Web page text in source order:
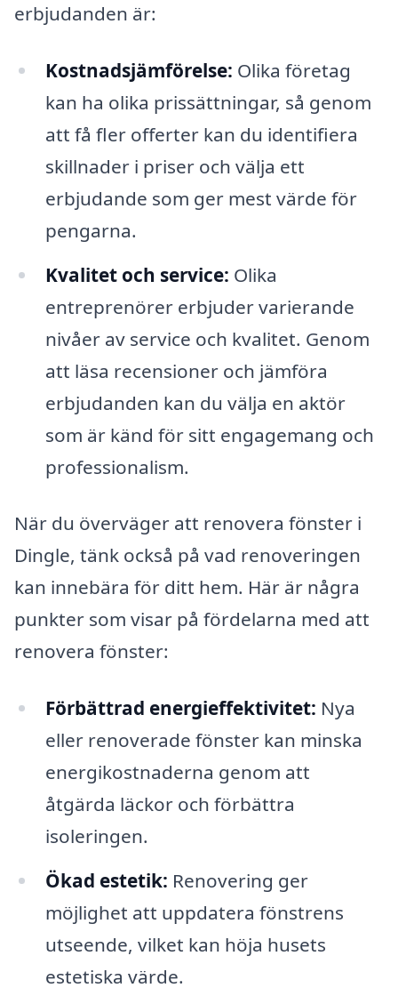
erbjudanden är:
Kostnadsjämförelse: Olika företag
kan ha olika prissättningar, så genom
att få fler offerter kan du identifiera
skillnader i priser och välja ett
erbjudande som ger mest värde för
pengarna.
Kvalitet och service: Olika
entreprenörer erbjuder varierande
nivåer av service och kvalitet. Genom
att läsa recensioner och jämföra
erbjudanden kan du välja en aktör
som är känd för sitt engagemang och
professionalism.
När du överväger att renovera fönster i
Dingle, tänk också på vad renoveringen
kan innebära för ditt hem. Här är några
punkter som visar på fördelarna med att
renovera fönster:
Förbättrad energieffektivitet: Nya
eller renoverade fönster kan minska
energikostnaderna genom att
åtgärda läckor och förbättra
isoleringen.
Ökad estetik: Renovering ger
möjlighet att uppdatera fönstrens
utseende, vilket kan höja husets
estetiska värde.